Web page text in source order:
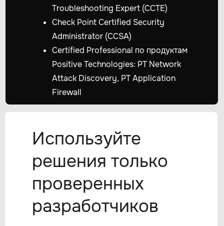
Troubleshooting Expert (CCTE)
Check Point Certified Security
Administrator (CCSA)
Certified Professional по продуктам
Positive Technologies: PT Network
Attack Discovery, PT Application
Firewall
Используйте
решения только
проверенных
разработчиков